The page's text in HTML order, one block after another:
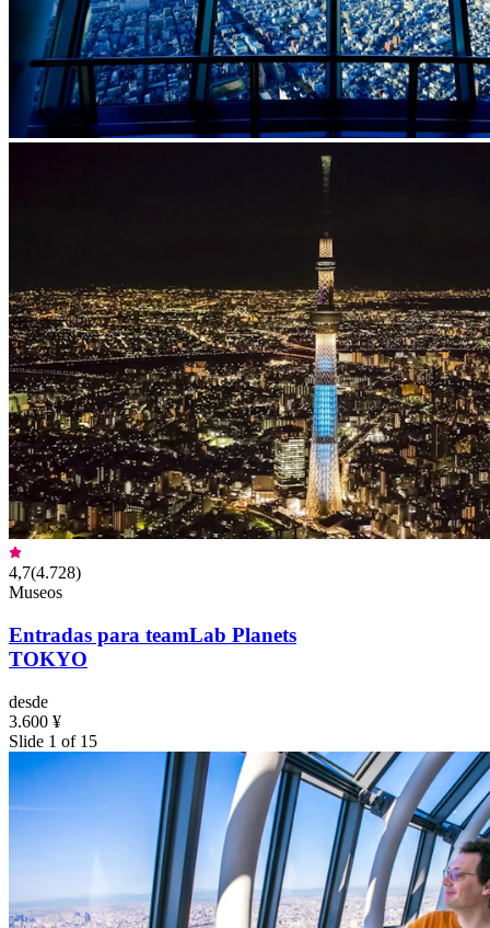
4,7(4.728)
Museos
Entradas para teamLab Planets
TOKYO
desde
3.600 ¥
Slide 1 of 15